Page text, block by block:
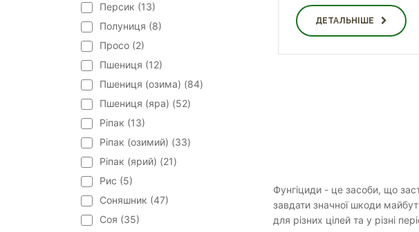
Персик (13)
Полуниця (8)
Просо (2)
Пшениця (12)
Пшениця (озима) (84)
Пшениця (яра) (52)
Ріпак (13)
Ріпак (озимий) (33)
Ріпак (ярий) (21)
Рис (5)
Соняшник (47)
Соя (35)
ДЕТАЛЬНІШЕ
Фунгіциди - це засоби, що
завдати значної шкоди
для різних цілей та у різні